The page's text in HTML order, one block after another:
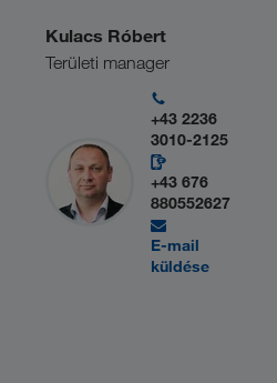
Kulacs Róbert
Területi manager
+43 2236
3010-2125
+43 676
880552627
E-mail
küldése